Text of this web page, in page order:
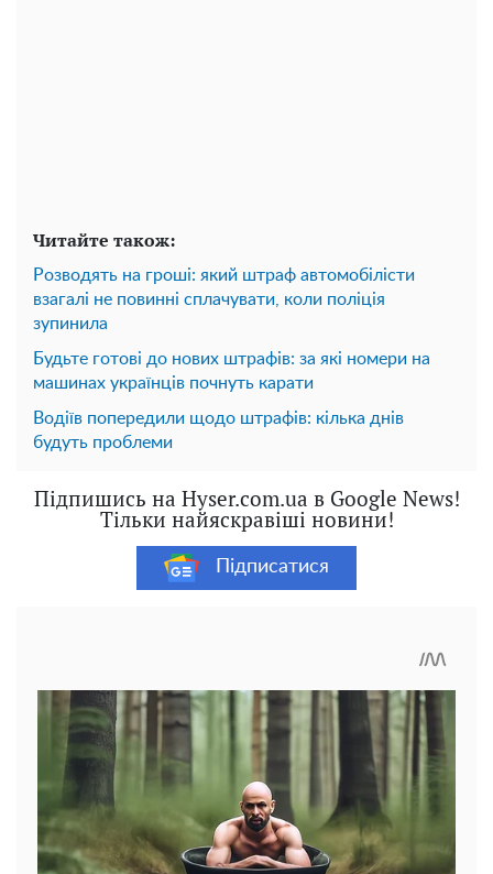
Читайте також:
Розводять на гроші: який штраф автомобілісти
взагалі не повинні сплачувати, коли поліція
зупинила
Будьте готові до нових штрафів: за які номери на
машинах українців почнуть карати
Водіїв попередили щодо штрафів: кілька днів
будуть проблеми
Підпишись на Hyser.com.ua в Google News!
Тільки найяскравіші новини!
Підписатися